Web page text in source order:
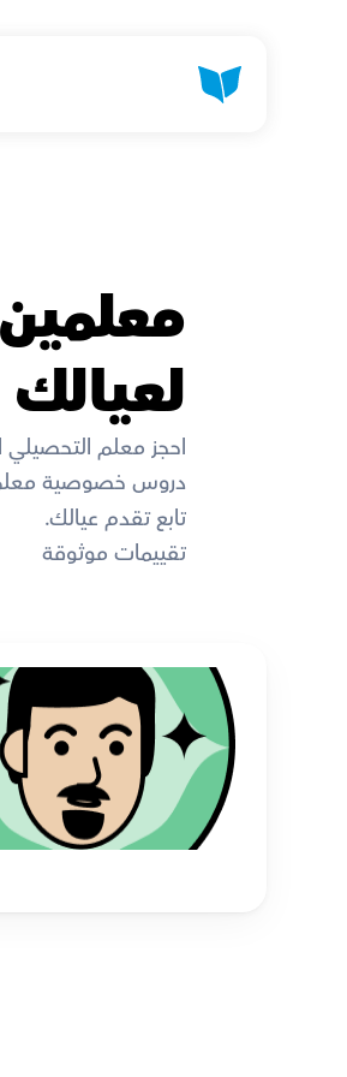
لعيالك
احجز معلم
دروس خصوصية
تابع تقدم عيالك.
تقييمات موثوقة